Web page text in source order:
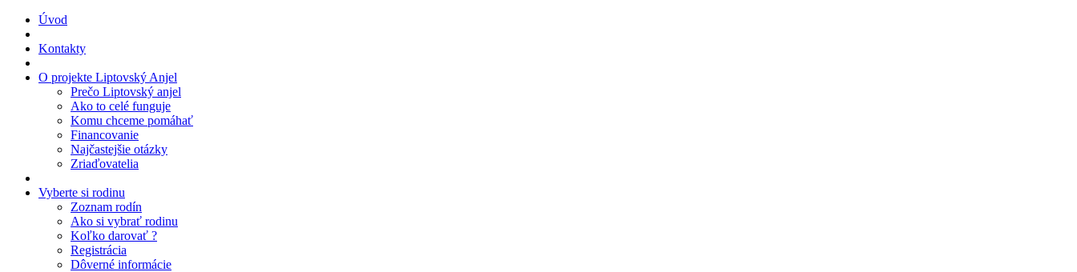
Úvod
Kontakty
O projekte Liptovský Anjel
Prečo Liptovský anjel
Ako to celé funguje
Komu chceme pomáhať
Financovanie
Najčastejšie otázky
Zriaďovatelia
Vyberte si rodinu
Zoznam rodín
Ako si vybrať rodinu
Koľko darovať ?
Registrácia
Dôverné informácie